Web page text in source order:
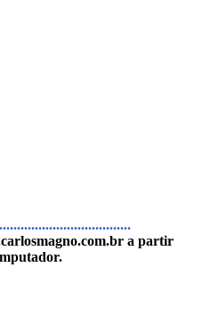
a partir